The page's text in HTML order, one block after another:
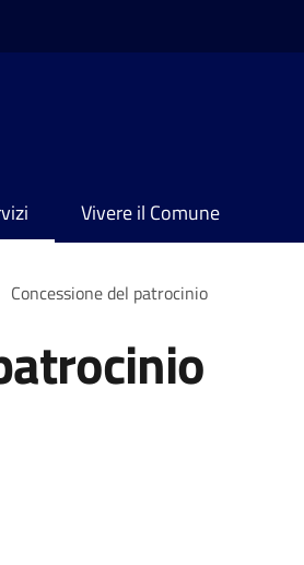
Vivere il Comune
Concessione del patrocinio